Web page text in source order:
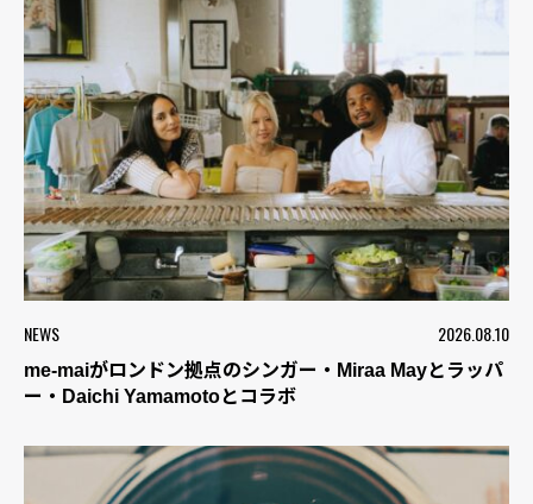
NEWS 2026.08.10
me-maiがロンドン拠点のシンガー・Miraa Mayとラッパ
ー・Daichi Yamamotoとコラボ